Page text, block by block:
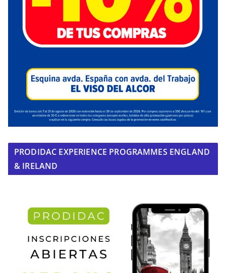
PRODIDAC EXPERIENCE PROGRAMMES ENGLAND
& IRELAND